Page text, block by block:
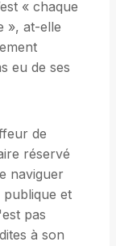
« chaque
», at-elle
eu de ses
de
réservé
naviguer
publique et
pas
à son